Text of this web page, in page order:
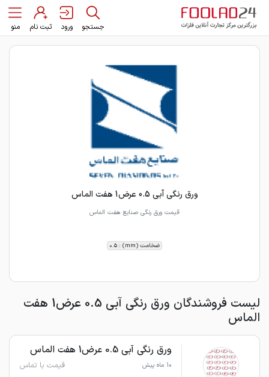
جستجو ورود ثبت نام منو
ورق رنگی آبی 0.5 عرض1 هفت الماس
قیمت ورق رنگی صنایع هفت الماس
ضخامت (mm) : 0.5
لیست فروشندگان ورق رنگی آبی 0.5 عرض1 هفت
الماس
ورق رنگی آبی 0.5 عرض1 هفت الماس
10 ماه پیش قیمت با تماس